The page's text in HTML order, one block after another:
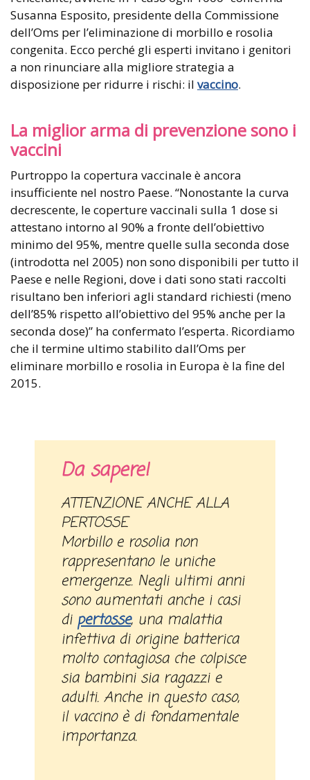
Susanna Esposito, presidente della Commissione
dell’Oms per l’eliminazione di morbillo e rosolia
congenita. Ecco perché gli esperti invitano i genitori
a non rinunciare alla migliore strategia a
disposizione per ridurre i rischi: il vaccino.
La miglior arma di prevenzione sono i
vaccini
Purtroppo la copertura vaccinale è ancora
insufficiente nel nostro Paese. “Nonostante la curva
decrescente, le coperture vaccinali sulla 1 dose si
attestano intorno al 90% a fronte dell’obiettivo
minimo del 95%, mentre quelle sulla seconda dose
(introdotta nel 2005) non sono disponibili per tutto il
Paese e nelle Regioni, dove i dati sono stati raccolti
risultano ben inferiori agli standard richiesti (meno
dell’85% rispetto all’obiettivo del 95% anche per la
seconda dose)” ha confermato l’esperta. Ricordiamo
che il termine ultimo stabilito dall’Oms per
eliminare morbillo e rosolia in Europa è la fine del
2015.
Da sapere!
ATTENZIONE ANCHE ALLA
PERTOSSE
Morbillo e rosolia non
rappresentano le uniche
emergenze. Negli ultimi anni
sono aumentati anche i casi
di pertosse, una malattia
infettiva di origine batterica
molto contagiosa che colpisce
sia bambini sia ragazzi e
adulti. Anche in questo caso,
il vaccino è di fondamentale
importanza.